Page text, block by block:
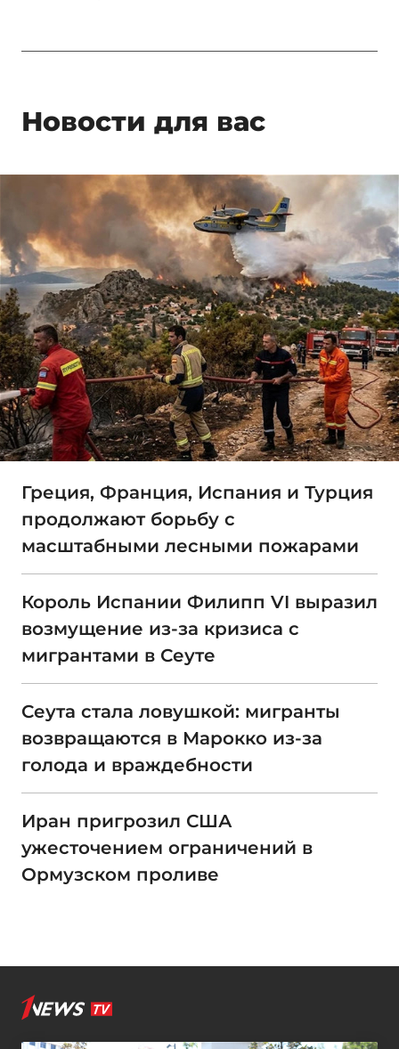
Новости для вас
Греция, Франция, Испания и Турция
продолжают борьбу с
масштабными лесными пожарами
Король Испании Филипп VI выразил
возмущение из-за кризиса с
мигрантами в Сеуте
Сеута стала ловушкой: мигранты
возвращаются в Марокко из-за
голода и враждебности
Иран пригрозил США
ужесточением ограничений в
Ормузском проливе